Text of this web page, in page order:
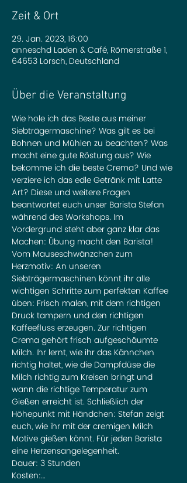
Zeit & Ort
29. Jan. 2023, 16:00
anneschd Laden & Café, Römerstraße 1,
64653 Lorsch, Deutschland
Über die Veranstaltung
Wie hole ich das Beste aus meiner
Siebträgermaschine? Was gilt es bei
Bohnen und Mühlen zu beachten? Was
macht eine gute Röstung aus? Wie
bekomme ich die beste Crema? Und wie
verziere ich das edle Getränk mit Latte
Art? Diese und weitere Fragen
beantwortet euch unser Barista Stefan
während des Workshops. Im
Vordergrund steht aber ganz klar das
Machen: Übung macht den Barista!
Vom Mauseschwänzchen zum
Herzmotiv: An unseren
Siebträgermaschinen könnt ihr alle
wichtigen Schritte zum perfekten Kaffee
üben: Frisch malen, mit dem richtigen
Druck tampern und den richtigen
Kaffeefluss erzeugen. Zur richtigen
Crema gehört frisch aufgeschäumte
Milch. Ihr lernt, wie ihr das Kännchen
richtig haltet, wie die Dampfdüse die
Milch richtig zum Kreisen bringt und
wann die richtige Temperatur zum
Gießen erreicht ist. Schließlich der
Höhepunkt mit Händchen: Stefan zeigt
euch, wie ihr mit der cremigen Milch
Motive gießen könnt. Für jeden Barista
eine Herzensangelegenheit.
Dauer: 3 Stunden
Kosten:…